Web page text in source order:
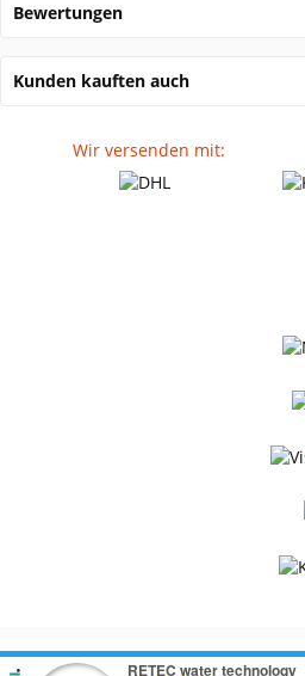
Bewertungen
Kunden kauften auch
Wir versenden mit: